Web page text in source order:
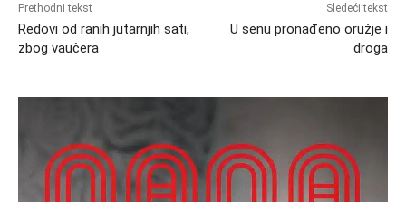
Prethodni tekst
Redovi od ranih jutarnjih sati,
zbog vaučera
Sledeći tekst
U senu pronađeno oružje i
droga